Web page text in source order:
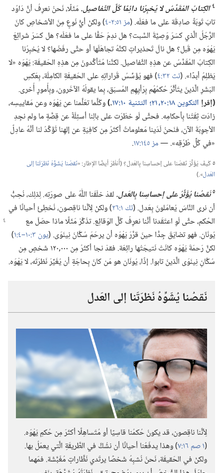
٤ الكِتابُ المُقَدَّسُ لا يُخبِرُنا دائِمًا كُلَّ التَّفاصيل.‏مَثَلًا،‏ نَحنُ نعرِفُ أنَّ دَاوُد
تابَ تَوبَةً صادِقَة على ما فعَلَه.‏ (‏مز ٥١:‏٢-‏٤
‏)‏ ولكنْ أيُّ نَوعٍ مِنَ الأشخاصِ كانَ
الرَّجُلُ الَّذي كسَرَ وَصِيَّةَ السَّبت؟‏ هل ندِمَ حَقًّا على ما فعَلَه؟‏ هل كسَرَ شَرائِعَ
يَهْوَه مِن قَبل؟‏ هل نالَ تَحذيراتٍ لكنَّهُ تجاهَلَها أو حتَّى رفَضَها؟‏ لا يُخبِرُنا
الكِتابُ المُقَدَّسُ عن هذِهِ التَّفاصيل.‏ لكنَّنا مُتَأكِّدونَ مِن هذِهِ الحَقيقَة:‏ يَهْوَه «لا
يَظلِمُ أبدًا».‏ (‏تث ٣٢:‏٤
‏)‏ فهو يُؤَسِّسُ قَراراتِهِ على الحَقيقَةِ الكامِلَة،‏ بِعَكسِ
البَشَرِ الَّذينَ يتَأثَّرُ حُكمُهُم بِرَأيِهِمِ المُسبَق،‏ بِما يقولُهُ الآخَرون،‏ وبِأُمورٍ أُخرى.‏
‏(‏إقرإ التكوين ١٨:‏٢٠،‏ ٢١؛‏ التثنية ١٠:‏١٧ ‏.‏)‏وكُلَّما تعَلَّمنا عن يَهْوَه وعن مَقاييسِه،‏
زادَت ثِقَتُنا بِأحكامِه.‏ فحتَّى لَو خطَرَت على بالِنا أسئِلَةٌ عن قِصَّةٍ ما ولم نجِدِ
الأجوِبَةَ الآن،‏ فنَحنُ لَدَينا مَعلوماتٌ أكثَرُ مِن كافِيَةٍ عن إلهِنا تُؤَكِّدُ لنا أنَّهُ عادِلٌ
«في كُلِّ طُرُقِه».‏ —‏مز ١٤٥:‏١٧ ‏.‏
٥كَيفَ يُؤَثِّرُ نَقصُنا على إحساسِنا بِالعَدل؟‏ (‏أُنظُرْ أيضًا الإطار:‏ «‏نَقصُنا يُشَوِّهُ نَظرَتَنا إلى
العَدل‏».‏)‏
٥نَقصُنا يُؤَثِّرُ على إحساسِنا بِالعَدل.‏لقدْ خلَقَنا اللّٰهُ على صورَتِه.‏ لِذلِك،‏ نُحِبُّ
أن نرى النَّاسَ يُعامَلونَ بِعَدل.‏ (‏تك ١:‏٢٦
‏)‏ ولكنْ لِأنَّنا ناقِصون،‏ نُخطِئُ أحيانًا في
الحُكم،‏ حتَّى لَوِ اعتَقَدنا أنَّنا نعرِفُ كُلَّ الوَقائِع.‏ تذَكَّرْمَثَلًا ماذا حصَلَ مع
يُونَان.‏ فهو تضايَقَ جِدًّا حينَ قرَّرَ يَهْوَه أن يرحَمَ سُكَّانَ نِينَوَى.‏ (‏يون ٣:‏١٠–‏٤:‏١
‏)‏
لكنَّ رَحمَةَ يَهْوَه كانَتْ نَتيجَتُها رائِعَة.‏ فقدْ نجا أكثَرُ مِن ٠٠٠‏,١٢٠ شَخصٍ مِن
سُكَّانِ نِينَوَى الَّذينَ تابوا.‏ إذًا،‏ يُونَان هو مَن كانَ بِحاجَةٍ أن يُغَيِّرَ نَظرَتَه،‏ لا يَهْوَه.‏
نَقصُنا يُشَوِّهُ نَظرَتَنا إلى العَدل
لِأنَّنا ناقِصون،‏ قد يكونُ حُكمُنا قاسِيًا أو مُتَساهِلًا أكثَرَ مِن حُكمِ يَهْوَه.‏
(‏١ صم ١٦:‏٧
‏)‏ وهذا يدفَعُنا أحيانًا أن نشُكَّ في الطَّريقَةِ الَّتي يعمَلُ بها.‏
ولكنْ في الحَقيقَة،‏ نَحنُ نُشبِهُ شَخصًا يرتَدي نَظَّاراتٍ مُغَبَّشَة.‏ فمَهما